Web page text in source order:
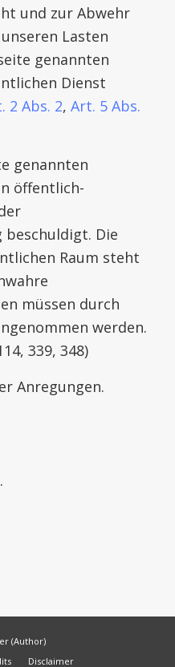
und zur Abwehr
Lasten
genannten
Dienst
2 Abs. 2, Art. 5 Abs.
genannten
öffentlich-
beschuldigt. Die
Raum steht
müssen durch
werden.
339, 348)
Anregungen.
.
(Author)
Disclaimer